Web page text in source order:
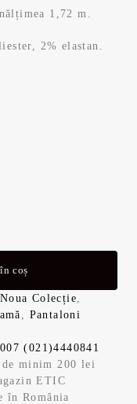
1,72 m.
2% elastan.
coș
Noua Colecție,
, Pantaloni
(021)4440841
de minim 200 lei
ETIC
în România